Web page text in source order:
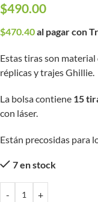
$490.00
$470.40al pagar con
Estas tiras son
réplicas y trajes Ghillie.
La bolsa contiene 15
con láser.
Están precosidas para
7 en stock
- +